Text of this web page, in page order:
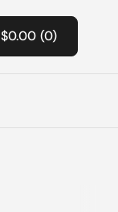
開啟購物車
購物車 總計:
$0.00 0
您購物車中的 產品